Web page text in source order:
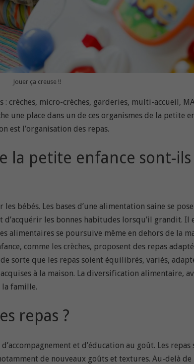
Jouer ça creuse !!
crèches, micro-crèches, garderies, multi-accueil,
une place dans un de ces organismes de la petite
est l’organisation des repas.
la petite enfance sont-
bébés. Les bases d’une alimentation saine se
les bonnes habitudes lorsqu’il grandit. Il
alimentaires se poursuive même en dehors de la
comme les crèches, proposent des repas
sorte que les repas soient équilibrés, variés,
à la maison. La diversification alimentaire,
la famille.
repas ?
et d’éducation au goût. Les repas
de nouveaux goûts et textures. Au-delà